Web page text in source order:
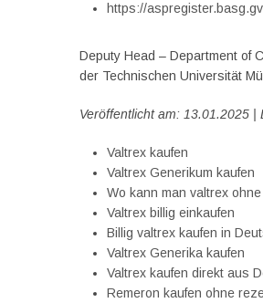
https://
Deputy Head – Department of
der Technischen Universität
Veröffentlicht am: 13.01.2025
Valtrex kaufen
Valtrex Generikum kaufen
Wo kann man valtrex
Valtrex billig einkaufen
Billig valtrex kaufen in
Valtrex Generika kaufen
Valtrex kaufen direkt aus
Remeron kaufen ohne